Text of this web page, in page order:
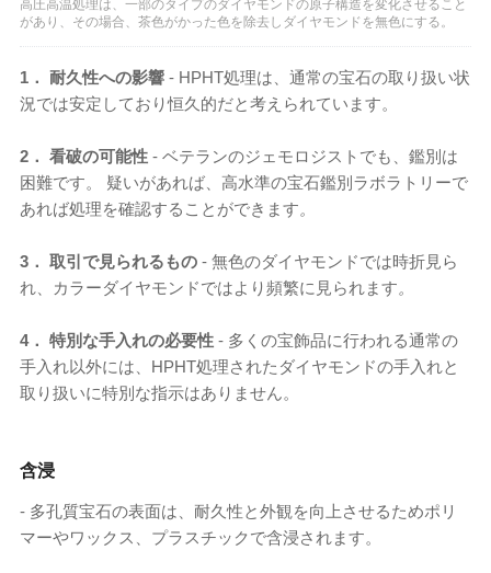
高圧高温処理は、一部のタイプのダイヤモンドの原子構造を変化させること
があり、その場合、茶色がかった色を除去しダイヤモンドを無色にする。
1． 耐久性への影響 - HPHT処理は、通常の宝石の取り扱い状
況では安定しており恒久的だと考えられています。
2． 看破の可能性 - ベテランのジェモロジストでも、鑑別は
困難です。 疑いがあれば、高水準の宝石鑑別ラボラトリーで
あれば処理を確認することができます。
3． 取引で見られるもの - 無色のダイヤモンドでは時折見ら
れ、カラーダイヤモンドではより頻繁に見られます。
4． 特別な手入れの必要性 - 多くの宝飾品に行われる通常の
手入れ以外には、HPHT処理されたダイヤモンドの手入れと
取り扱いに特別な指示はありません。
含浸
- 多孔質宝石の表面は、耐久性と外観を向上させるためポリ
マーやワックス、プラスチックで含浸されます。